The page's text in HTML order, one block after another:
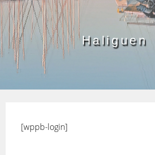
Haliguen
[wppb-login]